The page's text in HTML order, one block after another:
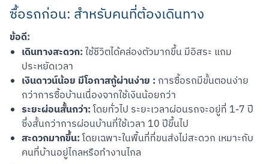
ซื้อรถก่อน: สำหรับคนที่ต้องเดินทาง
ข้อดี:
เดินทางสะดวก:ใช้ชีวิตได้คล่องตัวมากขึ้น มีอิสระ แถม
ประหยัดเวลา
เงินดาวน์น้อย มีโอกาสกู้ผ่านง่าย : การซื้อรถมีขั้นตอนง่าย
กว่าการซื้อบ้านเนื่องจากใช้เงินน้อยกว่า
ระยะผ่อนสั้นกว่า:โดยทั่วไป ระยะเวลาผ่อนรถจะอยู่ที่ 1-7 ปี
ซึ่งสั้นกว่าการผ่อนบ้านที่ใช้เวลา 10 ปีขึ้นไป
สะดวกมากขึ้น:โดยเฉพาะในพื้นที่ที่ขนส่งไม่สะดวก เหมาะกับ
คนที่บ้านอยู่ไกลหรือทำงานไกล